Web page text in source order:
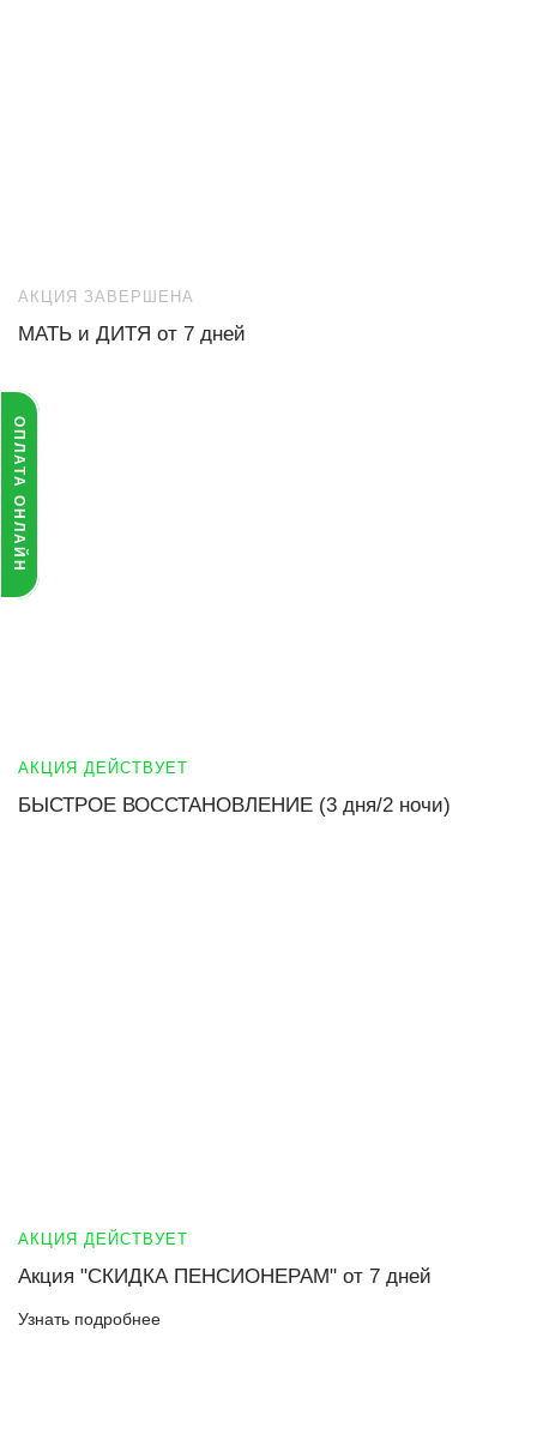
АКЦИЯ ЗАВЕРШЕНА
МАТЬ и ДИТЯ от 7 дней
АКЦИЯ ДЕЙСТВУЕТ
БЫСТРОЕ ВОССТАНОВЛЕНИЕ (3 дня/2 ночи)
АКЦИЯ ДЕЙСТВУЕТ
Акция "СКИДКА ПЕНСИОНЕРАМ" от 7 дней
Узнать подробнее
ОПЛАТА ОНЛАЙН